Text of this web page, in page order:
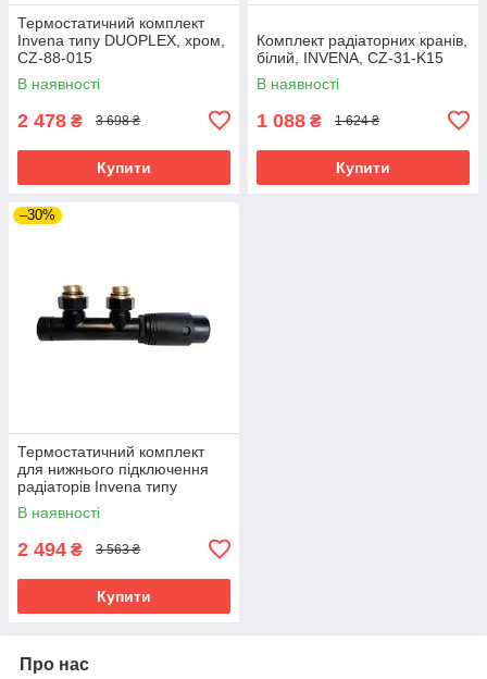
Термостатичний комплект
Invena типу DUOPLEX, хром,
CZ-88-015
В наявності
2 478 ₴ 3 698 ₴
Купити
Комплект радіаторних кранів,
білий, INVЕNA, CZ-31-K15
В наявності
1 088 ₴ 1 624 ₴
Купити
–30%
Термостатичний комплект
для нижнього підключення
радіаторів Invena типу
DUOPLEX, 50мм, чорний,
CZ-91-015
В наявності
2 494 ₴ 3 563 ₴
Купити
Про нас